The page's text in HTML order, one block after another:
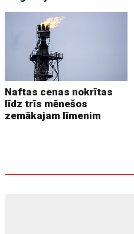
Naftas cenas nokrītas
līdz trīs mēnešos
zemākajam līmenim